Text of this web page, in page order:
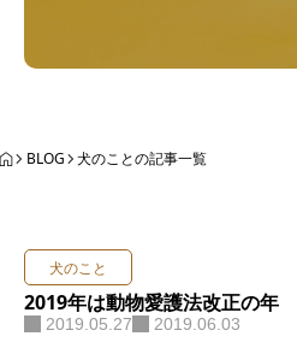
お問い合わせ
BLOG 犬のことの記事一覧
犬のこと
2019年は動物愛護法改正の年
2019.05.27 2019.06.03